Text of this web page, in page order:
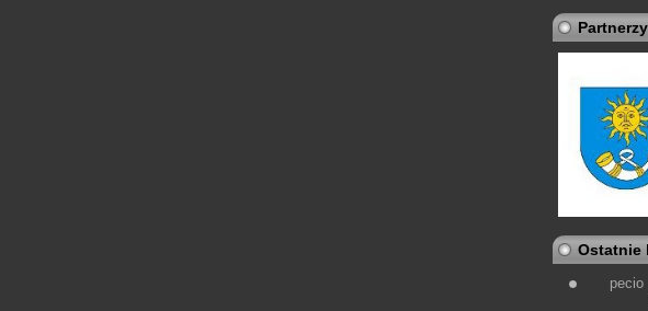
Partnerzy
Ostatnie
pecio